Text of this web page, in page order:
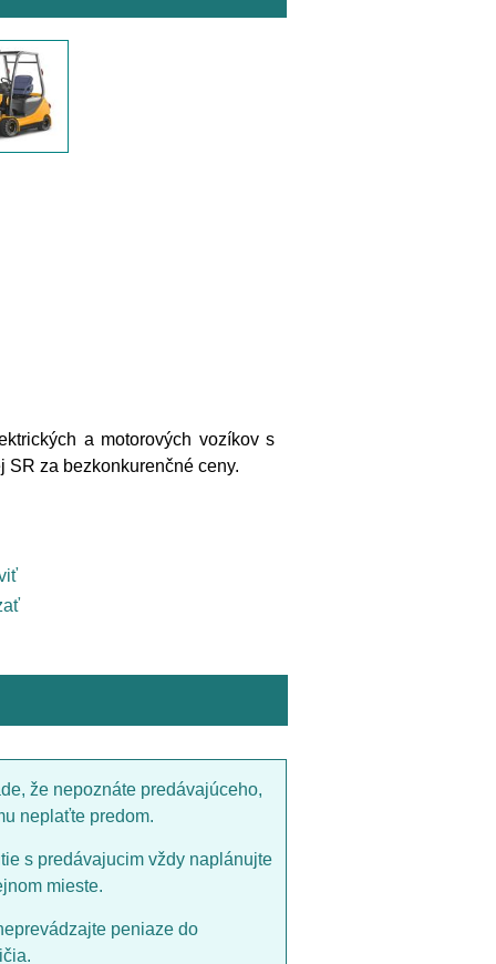
a motorových vozíkov s
za bezkonkurenčné ceny.
že nepoznáte predávajúceho,
neplaťte predom.
s predávajucim vždy naplánujte
mieste.
peniaze do